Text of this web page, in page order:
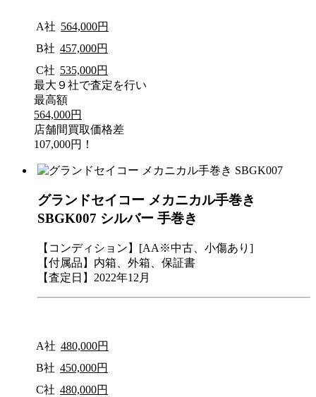
A社 564,000円
B社 457,000円
C社 535,000円
最大９社で査定を行い
最高額
564,000円
店舗間買取価格差
107,000円！
グランドセイコー メカニカル手巻き
SBGK007 シルバー 手巻き
【コンディション】[AA※中古、小傷あり]
【付属品】内箱、外箱、保証書
【査定日】2022年12月
A社 480,000円
B社 450,000円
C社 480,000円